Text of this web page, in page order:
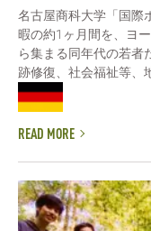
名古屋商科大学「国際
暇の約1ヶ月間を、ヨ
ら集まる同年代の若者
跡修復、社会福祉等、地
READ MORE